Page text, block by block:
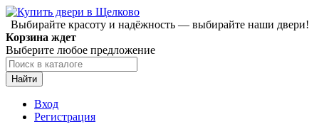
Выбирайте красоту и надёжность — выбирайте наши двери!
Корзина ждет
Выберите любое предложение
Найти
Вход
Регистрация